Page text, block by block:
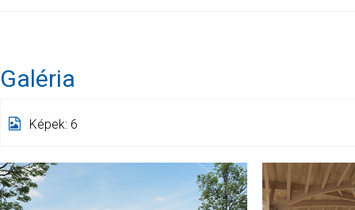
Galéria
Képek: 6